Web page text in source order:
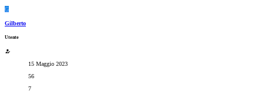
G
Gilberto
Utente
15 Maggio 2023
56
7